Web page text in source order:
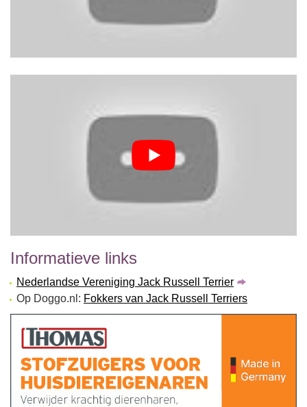
Informatieve links
Nederlandse Vereniging Jack Russell Terrier
Op Doggo.nl: Fokkers van Jack Russell Terriers